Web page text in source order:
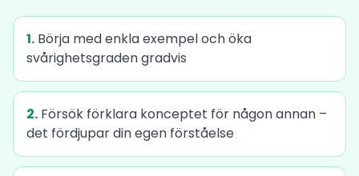
1. Börja med enkla exempel och öka
svårighetsgraden gradvis
2. Försök förklara konceptet för någon annan –
det fördjupar din egen förståelse